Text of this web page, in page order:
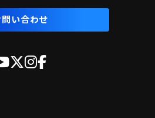
問い合わせ